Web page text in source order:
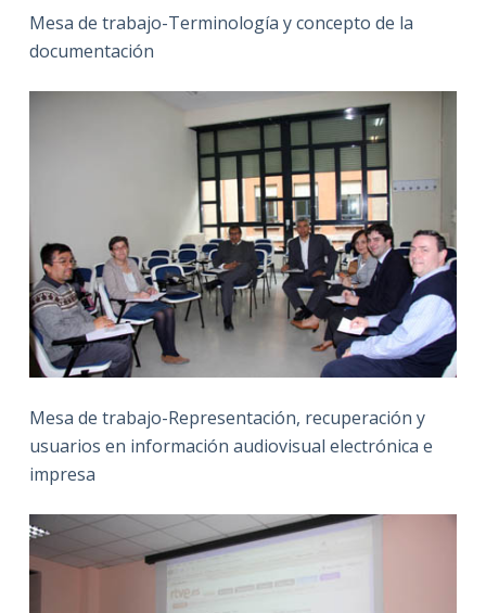
Mesa de trabajo-Terminología y concepto de la
documentación
Mesa de trabajo-Representación, recuperación y
usuarios en información audiovisual electrónica e
impresa